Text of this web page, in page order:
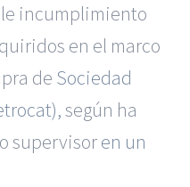
incumplimiento
en el marco
de Sociedad
según ha
supervisoren un